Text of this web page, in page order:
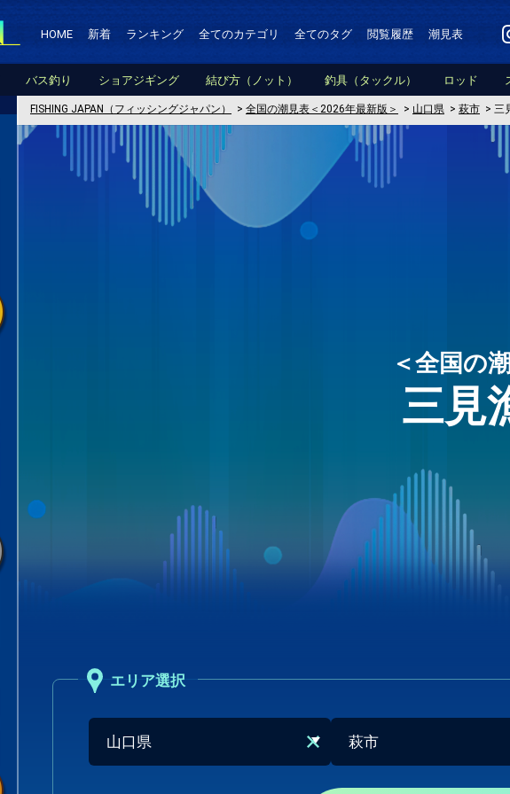
HOME 新着 ランキング 全てのカテゴリ 全てのタグ 閲覧履歴 潮見表
バス釣り ショアジギング 結び方（ノット） 釣具（タックル） ロッド
FISHING JAPAN（フィッシングジャパン） > 全国の潮見表＜2026年最新版＞ > 山口県 > 萩市 > 三
＜全国の
三見
エリア選択